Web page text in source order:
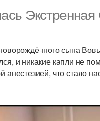
сына
и никакие капли не
что стало